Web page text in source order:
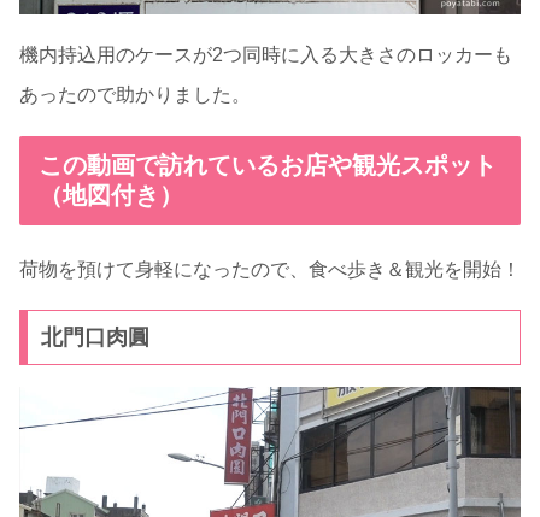
機内持込用のケースが2つ同時に入る大きさのロッカーも
あったので助かりました。
この動画で訪れているお店や観光スポット
（地図付き）
荷物を預けて身軽になったので、食べ歩き＆観光を開始！
北門口肉圓